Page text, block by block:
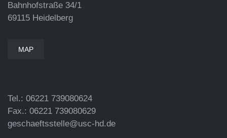
Bahnhofstraße 34/1
69115 Heidelberg
MAP
Tel.: 06221 739080624
Fax.: 06221 739080629
geschaeftsstelle@usc-hd.de